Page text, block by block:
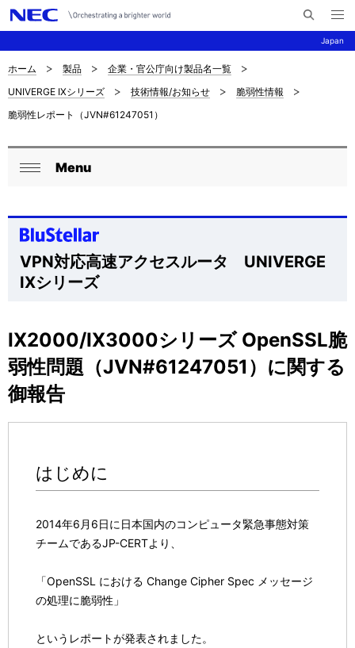
Japan
イ
メ
ニ
ュ
ナ
ビ
ゲ
ー
ン
サ
イ
内
現
位
を
表
示
し
ホーム 製品
企業・官公庁向け製品名一覧
UNIVERGE IXシリーズ
技術情報/お知らせ
脆弱性情報
脆弱性レポート（JVN#61247051）
ロ
カ
ル
ナ
ゲ
ー
シ
る
Menu
VPN対応高速アクセスルータ UNIVERGE
IXシリーズ
IX2000/IX3000シリーズ OpenSSL脆
弱性問題（JVN#61247051）に関する
御報告
はじめに
2014年6月6日に日本国内のコンピュータ緊急事態対策
チームであるJP-CERTより、
「OpenSSL における Change Cipher Spec メッセージ
の処理に脆弱性」
というレポートが発表されました。